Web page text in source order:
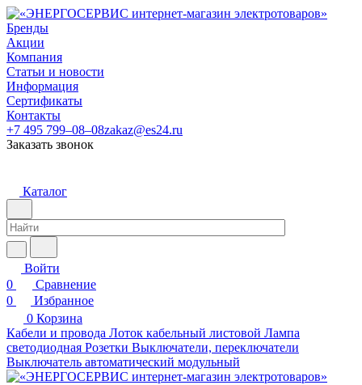
Бренды
Акции
Компания
Статьи и новости
Информация
Сертификаты
Контакты
+7 495 799–08–08zakaz@es24.ru
Заказать звонок
Каталог
Войти
0
Сравнение
0
Избранное
0 Корзина
Кабели и провода Лоток кабельный листовой Лампа
светодиодная Розетки Выключатели, переключатели
Выключатель автоматический модульный